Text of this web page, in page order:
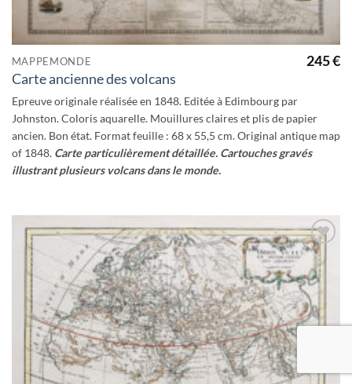
MAPPEMONDE
Carte ancienne des volcans
245€
Epreuve originale réalisée en 1848. Editée à Edimbourg par
Johnston. Coloris aquarelle. Mouillures claires et plis de papier
ancien. Bon état. Format feuille : 68 x 55,5 cm. Original antique map
of 1848. Carte particulièrement détaillée. Cartouches gravés
illustrant plusieurs volcans dans le monde.
Ajouter
à la
wishlist